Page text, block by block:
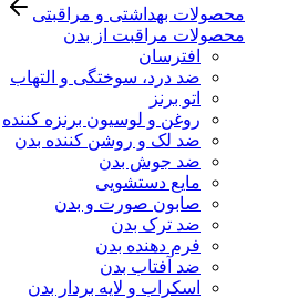
محصولات بهداشتی و مراقبتی
محصولات مراقبت از بدن
افترسان
ضد درد، سوختگی و التهاب
اتو برنز
روغن و لوسیون برنزه کننده
ضد لک و روشن کننده بدن
ضد جوش بدن
مایع دستشویی
صابون صورت و بدن
ضد ترک بدن
فرم دهنده بدن
ضد آفتاب بدن
اسکراب و لایه بردار بدن